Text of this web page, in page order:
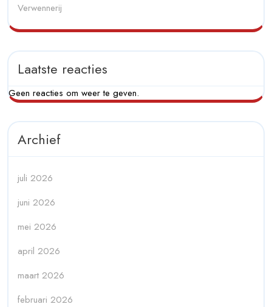
Verwennerij
Laatste reacties
Geen reacties om weer te geven.
Archief
juli 2026
juni 2026
mei 2026
april 2026
maart 2026
februari 2026